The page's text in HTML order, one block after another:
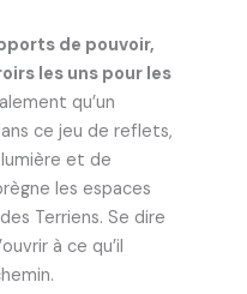
de pouvoir,
les uns pour les
qu’un
ce jeu de reflets,
et de
les espaces
Terriens. Se dire
à ce qu’il